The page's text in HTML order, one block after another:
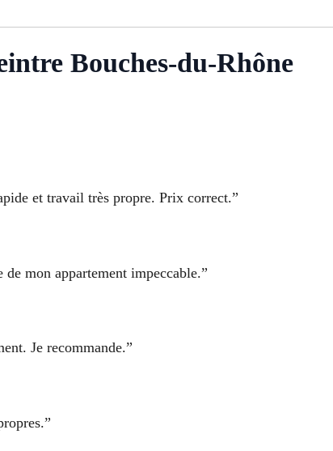
Bouches-du-Rhône
et travail très propre. Prix correct.”
mon appartement impeccable.”
Je recommande.”